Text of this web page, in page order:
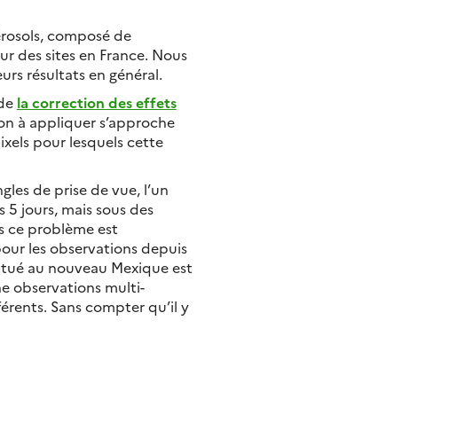
composé de
des sites en France. Nous
résultats en général.
la correction des effets
à appliquer s’approche
pour lesquels cette
de prise de vue, l’un
5 jours, mais sous des
ce problème est
les observations depuis
au nouveau Mexique est
observations multi-
Sans compter qu’il y